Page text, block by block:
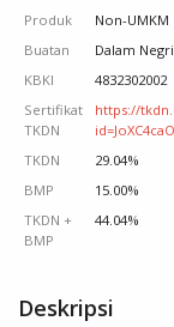
Produk
Non-UMKM
Buatan
Dalam Negri
KBKI
4832302002
Sertifikat
TKDN
https://
TKDN
29.04%
BMP
15.00%
TKDN +
BMP
44.04%
Deskripsi